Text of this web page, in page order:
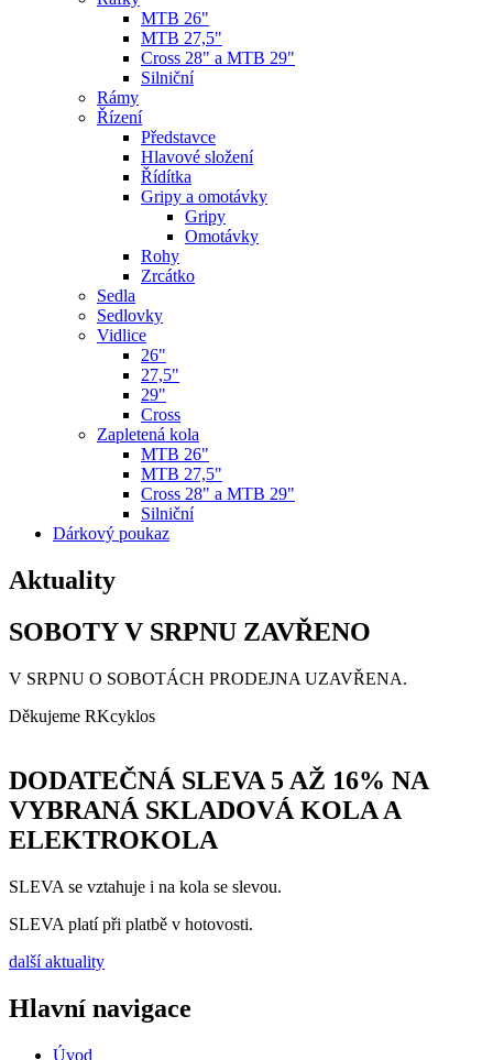
MTB 26"
MTB 27,5"
Cross 28" a MTB 29"
Silniční
Rámy
Řízení
Představce
Hlavové složení
Řídítka
Gripy a omotávky
Gripy
Omotávky
Rohy
Zrcátko
Sedla
Sedlovky
Vidlice
26"
27,5"
29"
Cross
Zapletená kola
MTB 26"
MTB 27,5"
Cross 28" a MTB 29"
Silniční
Dárkový poukaz
Aktuality
SOBOTY V SRPNU ZAVŘENO
V SRPNU O SOBOTÁCH PRODEJNA UZAVŘENA.
Děkujeme RKcyklos
DODATEČNÁ SLEVA 5 AŽ 16% NA
VYBRANÁ SKLADOVÁ KOLA A
ELEKTROKOLA
SLEVA se vztahuje i na kola se slevou.
SLEVA platí při platbě v hotovosti.
další aktuality
Hlavní navigace
Úvod